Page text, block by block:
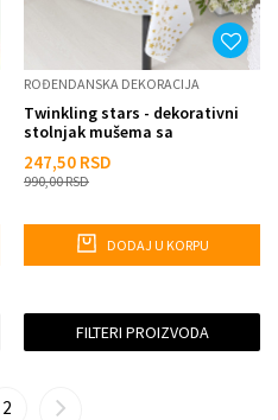
ROĐENDANSKA DEKORACIJA
Twinkling stars - dekorativni
stolnjak mušema sa
247,50 RSD
990,00RSD
DODAJ U KORPU
FILTERI PROIZVODA
2